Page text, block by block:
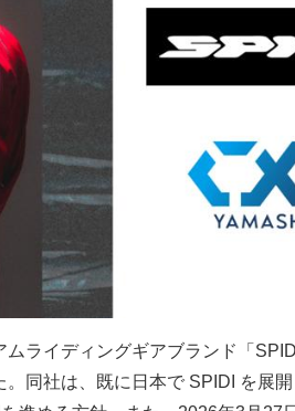
ライディングギアブランド「
同社は、既に日本で SPIDI を展